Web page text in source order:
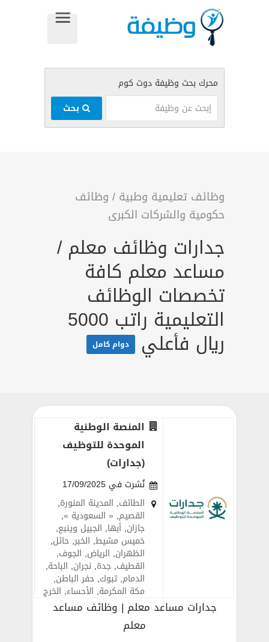
وظائف تعليمية وطبية / وظائف
حكومية والشركات الكبرى
جدارات وظائف معلم /
مساعد معلم كافة
تخصصات الوظائف
التعليمية راتب 5000
ريال فأعلي دوام كامل
المنصة الوطنية
الموحدة للتوظيف
(جدارات)
نُشرت في 17/09/2025
الطائف, المدينة المنورة,
القصيم, « السعودية »,
جازان,أبها, الجبيل وينبع,
خميس مشيط, الخبر,حائل,
الظهران, الرياض, الجوف,
القطيف,جدة, نجران, الباحة,
الدمام,تبوك,حفر الباطن,
مكة المكرمة, الأحساء, الخرج
جدارات مساعد معلم | وظائف مساعد
معلم